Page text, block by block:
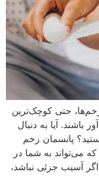
منزل زخم‌ها، حتی کوچک‌ترین
باشند. آیا به دنبال
پانسمان زخم
می‌تواند به شما در
آسیب جزئی نباشد،